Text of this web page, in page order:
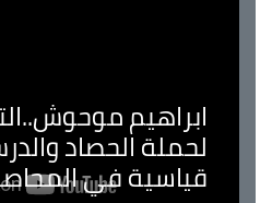
ابراهيم
لحملة الحصاد
قياسية في